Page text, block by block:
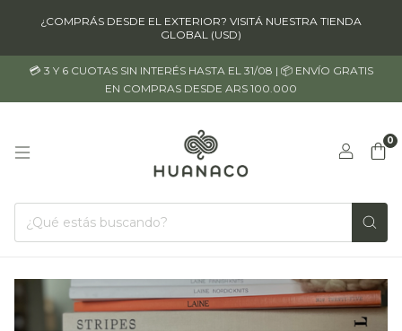
¿COMPRÁS DESDE EL EXTERIOR? VISITÁ NUESTRA TIENDA
GLOBAL (USD)
💳 3 Y 6 CUOTAS SIN INTERÉS HASTA EL 31/08 | 📦 ENVÍO GRATIS
EN COMPRAS DESDE ARS 100.000
0